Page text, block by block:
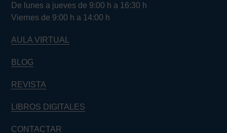
De lunes a jueves de 9:00 h a 16:30 h
Viernes de 9:00 h a 14:00 h
AULA VIRTUAL
BLOG
REVISTA
LIBROS DIGITALES
CONTACTAR